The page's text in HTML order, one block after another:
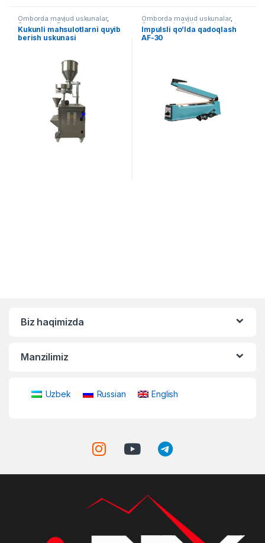
Omborda mavjud uskunalar,
Qadoqlash Dozator
Kukunli mahsulotlarni quyib
berish uskunasi
Omborda mavjud uskunalar,
Qadoqlash Qo'lda qadoqlash
Impulsli qo’lda qadoqlash
AF-30
Biz haqimizda
Manzilimiz
Uzbek Russian English